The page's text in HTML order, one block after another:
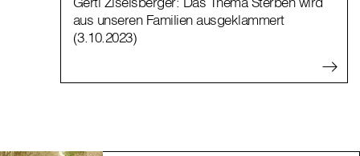
aus unseren Familien ausgeklammert
(3.10.2023)